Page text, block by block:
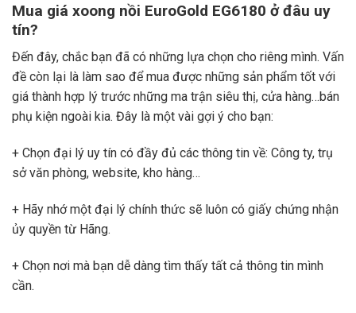
Mua giá xoong nồi EuroGold EG6180 ở đâu uy
tín?
Đến đây, chắc bạn đã có những lựa chọn cho riêng mình. Vấn
đề còn lại là làm sao để mua được những sản phẩm tốt với
giá thành hợp lý trước những ma trận siêu thị, cửa hàng…bán
phụ kiện ngoài kia. Đây là một vài gợi ý cho bạn:
+ Chọn đại lý uy tín có đầy đủ các thông tin về: Công ty, trụ
sở văn phòng, website, kho hàng…
+ Hãy nhớ một đại lý chính thức sẽ luôn có giấy chứng nhận
ủy quyền từ Hãng.
+ Chọn nơi mà bạn dễ dàng tìm thấy tất cả thông tin mình
cần.